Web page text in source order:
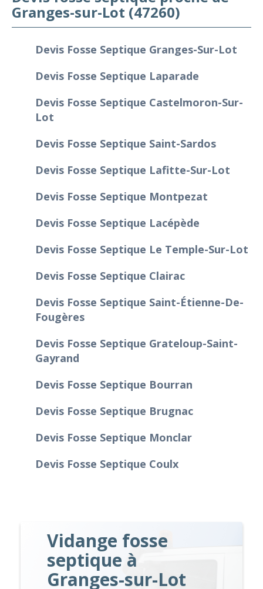
Granges-sur-Lot (47260)
Devis Fosse Septique Granges-Sur-Lot
Devis Fosse Septique Laparade
Devis Fosse Septique Castelmoron-Sur-
Lot
Devis Fosse Septique Saint-Sardos
Devis Fosse Septique Lafitte-Sur-Lot
Devis Fosse Septique Montpezat
Devis Fosse Septique Lacépède
Devis Fosse Septique Le Temple-Sur-Lot
Devis Fosse Septique Clairac
Devis Fosse Septique Saint-Étienne-De-
Fougères
Devis Fosse Septique Grateloup-Saint-
Gayrand
Devis Fosse Septique Bourran
Devis Fosse Septique Brugnac
Devis Fosse Septique Monclar
Devis Fosse Septique Coulx
Vidange fosse
septique à
Granges-sur-Lot